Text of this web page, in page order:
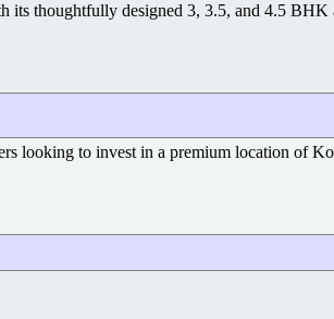
thoughtfully designed 3, 3.5, and 4.5
looking to invest in a premium location of